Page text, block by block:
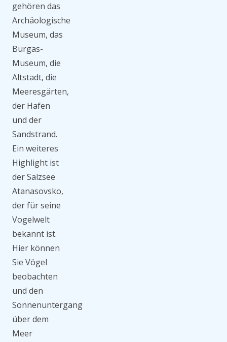
gehören das
Archäologische
Museum, das
Burgas-
Museum, die
Altstadt, die
Meeresgärten,
der Hafen
und der
Sandstrand.
Ein weiteres
Highlight ist
der Salzsee
Atanasovsko,
der für seine
Vogelwelt
bekannt ist.
Hier können
Sie Vögel
beobachten
und den
Sonnenuntergang
über dem
Meer